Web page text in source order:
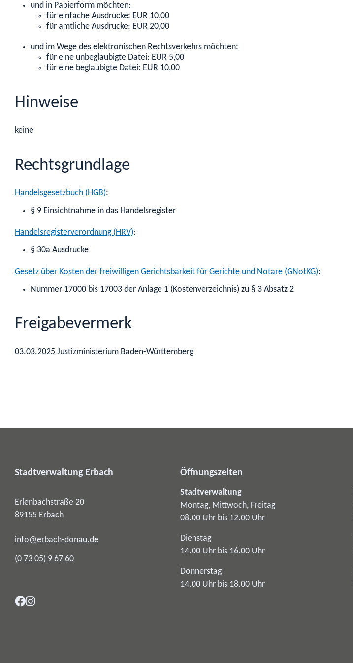
und in Papierform möchten:
für einfache Ausdrucke: EUR 10,00
für amtliche Ausdrucke: EUR 20,00
und im Wege des elektronischen Rechtsverkehrs möchten:
für eine unbeglaubigte Datei: EUR 5,00
für eine beglaubigte Datei: EUR 10,00
Hinweise
keine
Rechtsgrundlage
Handelsgesetzbuch (HGB):
§ 9 Einsichtnahme in das Handelsregister
Handelsregisterverordnung (HRV):
§ 30a Ausdrucke
Gesetz über Kosten der freiwilligen Gerichtsbarkeit für Gerichte und Notare (GNotKG):
Nummer 17000 bis 17003 der Anlage 1 (Kostenverzeichnis) zu § 3 Absatz 2
Freigabevermerk
03.03.2025 Justizministerium Baden-Württemberg
Stadtverwaltung Erbach
Erlenbachstraße 20
89155 Erbach
info@erbach-donau.de
(0 73 05) 9 67 60
Öffnungszeiten
Stadtverwaltung
Montag, Mittwoch, Freitag
08.00 Uhr bis 12.00 Uhr
Dienstag
14.00 Uhr bis 16.00 Uhr
Donnerstag
14.00 Uhr bis 18.00 Uhr